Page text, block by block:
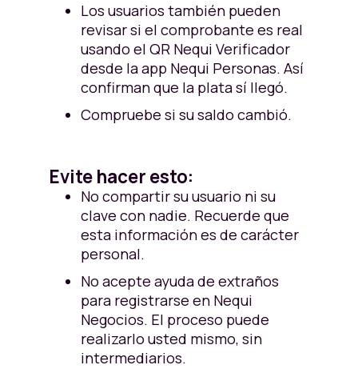
Los usuarios también pueden
revisar si el comprobante es real
usando el QR Nequi Verificador
desde la app Nequi Personas. Así
confirman que la plata sí llegó.
Compruebe si su saldo cambió.
Evite hacer esto:
No compartir su usuario ni su
clave con nadie. Recuerde que
esta información es de carácter
personal.
No acepte ayuda de extraños
para registrarse en Nequi
Negocios. El proceso puede
realizarlo usted mismo, sin
intermediarios.